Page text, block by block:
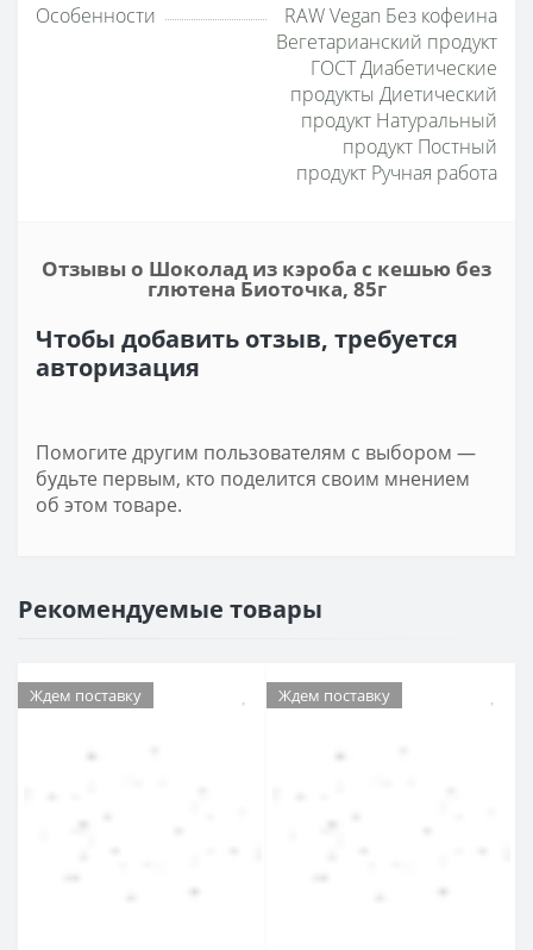
Особенности
RAW Vegan Без кофеина
Вегетарианский продукт
ГОСТ Диабетические
продукты Диетический
продукт Натуральный
продукт Постный
продукт Ручная работа
Отзывы о Шоколад из кэроба с кешью без
глютена Биоточка, 85г
Чтобы добавить отзыв, требуется
авторизация
Помогите другим пользователям с выбором —
будьте первым, кто поделится своим мнением
об этом товаре.
Рекомендуемые товары
Ждем поставку Ждем поставку